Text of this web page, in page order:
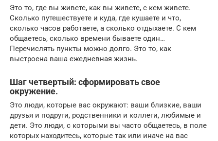
Это то, где вы живете, как вы живете, с кем живете.
Сколько путешествуете и куда, где кушаете и что,
сколько часов работаете, а сколько отдыхаете. С кем
общаетесь, сколько времени бываете один…
Перечислять пункты можно долго. Это то, как
выстроена ваша ежедневная жизнь.
Шаг четвертый: сформировать свое
окружение.
Это люди, которые вас окружают: ваши близкие, ваши
друзья и подруги, родственники и коллеги, любимые и
дети. Это люди, с которыми вы часто общаетесь, в поле
которых находитесь, которые так или иначе на вас